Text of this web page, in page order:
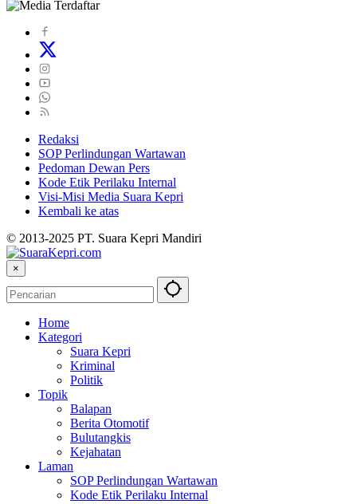
Redaksi
SOP Perlindungan Wartawan
Pedoman Dewan Pers
Kode Etik Perilaku Internal
Visi-Misi Media Suara Kepri
Kembali ke atas
© 2013-2025 PT. Suara Kepri Mandiri
×
Home
Kategori
Suara Kepri
Kriminal
Politik
Topik
Balapan
Berita Otomotif
Bulutangkis
Kejahatan
Laman
SOP Perlindungan Wartawan
Kode Etik Perilaku Internal